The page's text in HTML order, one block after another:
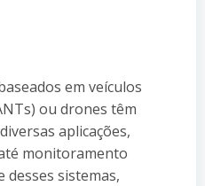
em veículos
ou drones têm
aplicações,
monitoramento
desses sistemas,